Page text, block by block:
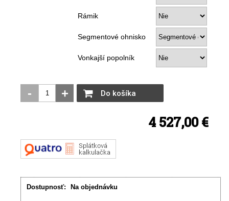
Rámik
Segmentové ohnisko
Vonkajší popolník
- + Do košíka
4 527,00 €
Dostupnosť: Na objednávku